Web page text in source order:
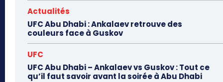
Actualités
UFC Abu Dhabi : Ankalaev retrouve des
couleurs face à Guskov
UFC
UFC Abu Dhabi – Ankalaev vs Guskov : Tout ce
qu’il faut savoir avant la soirée à Abu Dhabi